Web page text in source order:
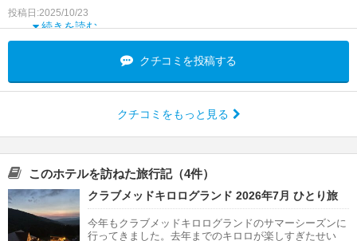
ず、空港で２時
続きを読む
投稿日:2025/10/23
クチコミを投稿する
クチコミをもっと見る
このホテルを訪ねた旅行記（4件）
クラブメッドキロログランド 2026年7月 ひとり旅
今年もクラブメッドキロログランドのサマーシーズンに
行ってきました。去年までのキロロが楽しすぎたせい